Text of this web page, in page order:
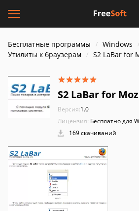
Бесплатные программы Windows
Утилиты к браузерам
S2 LaBar for
S2 LaBar for
Версия:1.0
Лицензия: Бесплатно для
169 скачиваний